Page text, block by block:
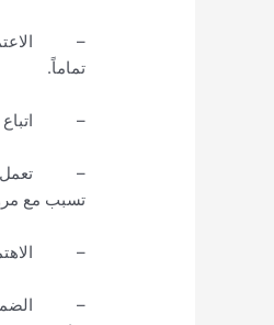
–
تماماً.
– اتباع
– تعمل
تسبب مع
–
–